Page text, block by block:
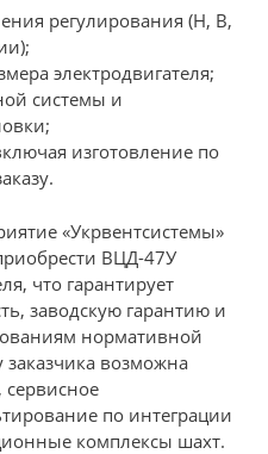
регулирования (Н, В,
электродвигателя;
системы и
изготовление по
«Укрвентсистемы»
ВЦД-47У
что гарантирует
заводскую гарантию и
нормативной
возможна
сервисное
по интеграции
комплексы шахт.